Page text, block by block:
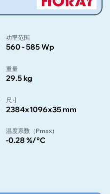
功率范围
560 - 585 Wp
重量
29.5 kg
尺寸
2384x1096x35 mm
温度系数（Pmax）
-0.28 %/°C